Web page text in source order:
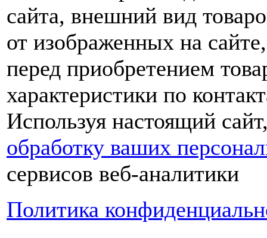
сайта, внешний вид
от изображенных на
перед приобретением
характеристики по
Используя настоящий
обработку ваших
сервисов веб-аналитики
Политика